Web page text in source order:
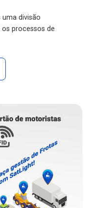
divisão
processos de